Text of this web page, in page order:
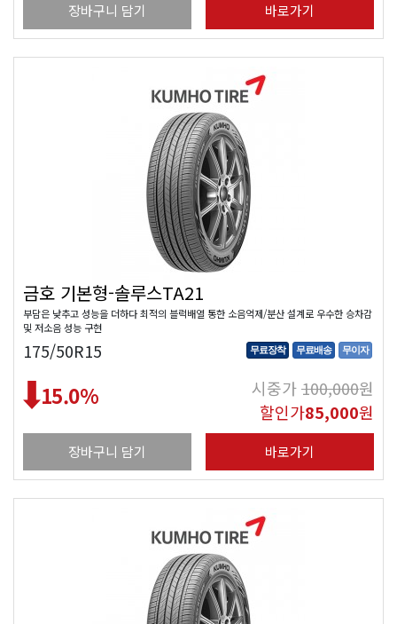
장바구니 담기 바로가기
금호 기본형-솔루스TA21
부담은 낮추고 성능을 더하다 최적의 블럭배열 통한 소음억제/분산 설계로 우수한 승차감
및 저소음 성능 구현
175/50R15 무료장착 무료배송 무이자
15.0% 시중가100,000원
할인가85,000원
장바구니 담기 바로가기